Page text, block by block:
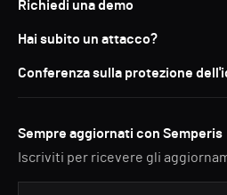
Richiedi una demo
Hai subito un attacco?
Conferenza sulla protezione
Sempre aggiornati con Semperis
Iscriviti per ricevere gli